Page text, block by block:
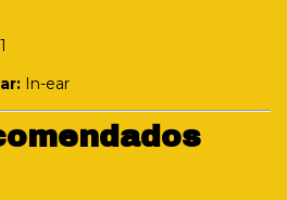
1
In-ear